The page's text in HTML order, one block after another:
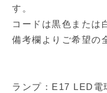
す。
コードは黒色または
備考欄よりご希望の
ランプ：E17 LED電